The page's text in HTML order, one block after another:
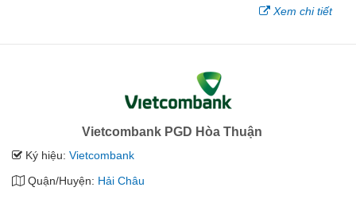
Xem chi tiết
Vietcombank PGD Hòa Thuận
Ký hiệu: Vietcombank
Quận/Huyện: Hải Châu